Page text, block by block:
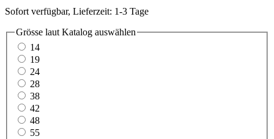
Sofort verfügbar, Lieferzeit: 1-3 Tage
Grösse laut Katalog auswählen
14
19
24
28
38
42
48
55